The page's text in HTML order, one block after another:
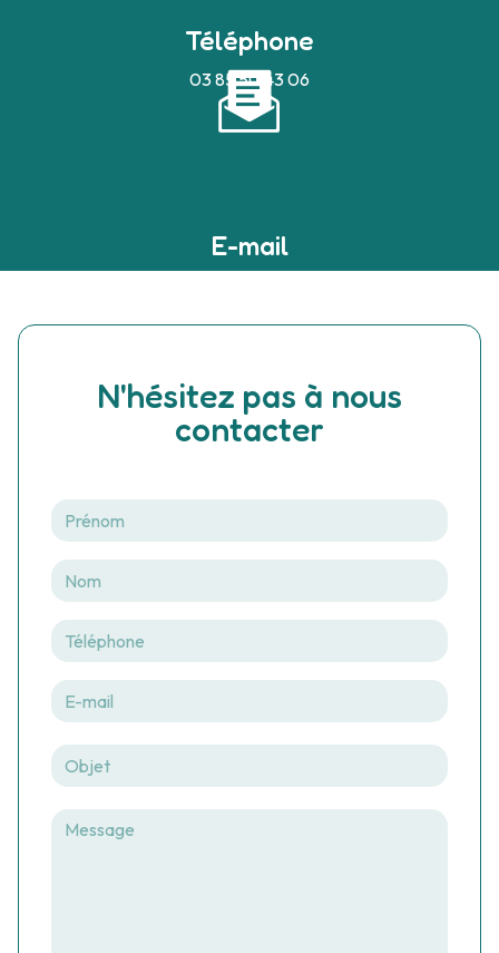
Téléphone
03 85 50 43 06
E-mail
N'hésitez pas à nous
contacter